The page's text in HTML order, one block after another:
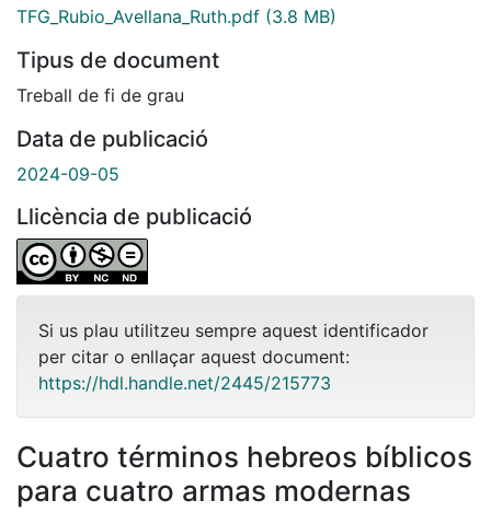
TFG_Rubio_Avellana_Ruth.pdf (3.8 MB)
Tipus de document
Treball de fi de grau
Data de publicació
2024-09-05
Llicència de publicació
Si us plau utilitzeu sempre aquest identificador
per citar o enllaçar aquest document:
https://hdl.handle.net/2445/215773
Cuatro términos hebreos bíblicos
para cuatro armas modernas